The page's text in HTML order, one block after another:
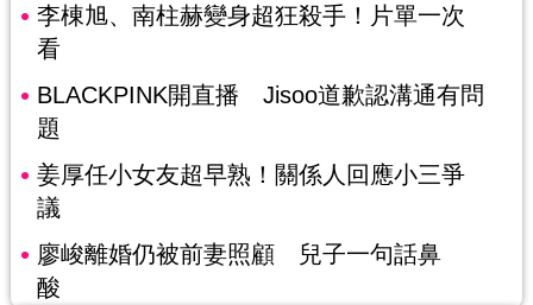
李棟旭、南柱赫變身超狂殺手！片單一次
看
BLACKPINK開直播 Jisoo道歉認溝通有問
題
姜厚任小女友超早熟！關係人回應小三爭
議
廖峻離婚仍被前妻照顧 兒子一句話鼻
酸